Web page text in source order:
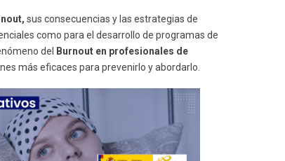
sus consecuencias y las estrategias de
como para el desarrollo de programas de
del
Burnout en profesionales de
más eficaces para prevenirlo y abordarlo.